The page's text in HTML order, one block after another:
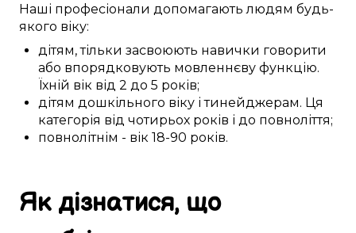
Наші професіонали допомагають людям будь-
якого віку:
дітям,тільки засвоюють навички говорити
або впорядковують мовленнєву функцію.
Їхній вік від 2 до 5 років;
дітям дошкільного віку ітинейджерам. Ця
категорія від чотирьох років і до повноліття;
повнолітнім - вік 18-90 років.
Як дізнатися, що